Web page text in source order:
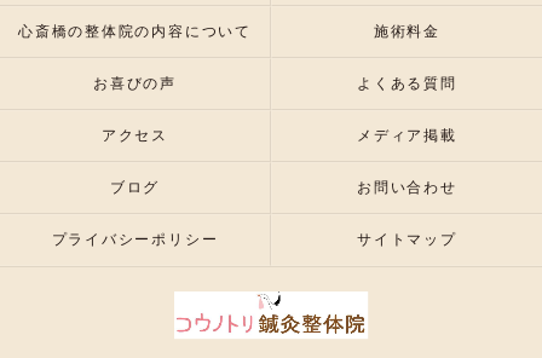
心斎橋の整体院の内容について 施術料金
お喜びの声 よくある質問
アクセス メディア掲載
ブログ お問い合わせ
プライバシーポリシー サイトマップ